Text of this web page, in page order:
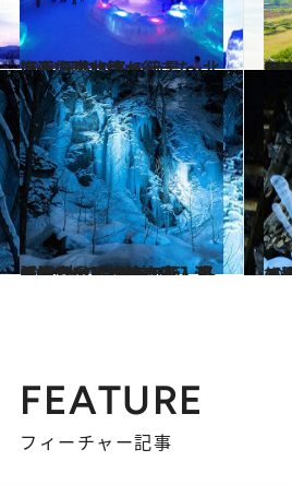
2024.12.28
【画像】いつか行きたい！ 日本の冬の絶景 ～北海道・東北篇～
旅＆お出かけ 【画像】いつか行きたい！ 日本の春の絶景 ～北海道
旅
2024.12.28
【青森県・2025年版】冬の絶景・風物詩10選。思わずうっとりする奥入瀬渓流“氷の造形美”
旅＆お出かけ 【岩手県・
旅
FEATURE
フィーチャー記事